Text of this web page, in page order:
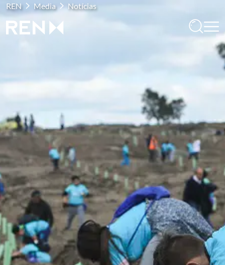
REN Media Notícias